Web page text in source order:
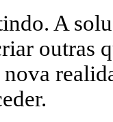
A
outras
nova